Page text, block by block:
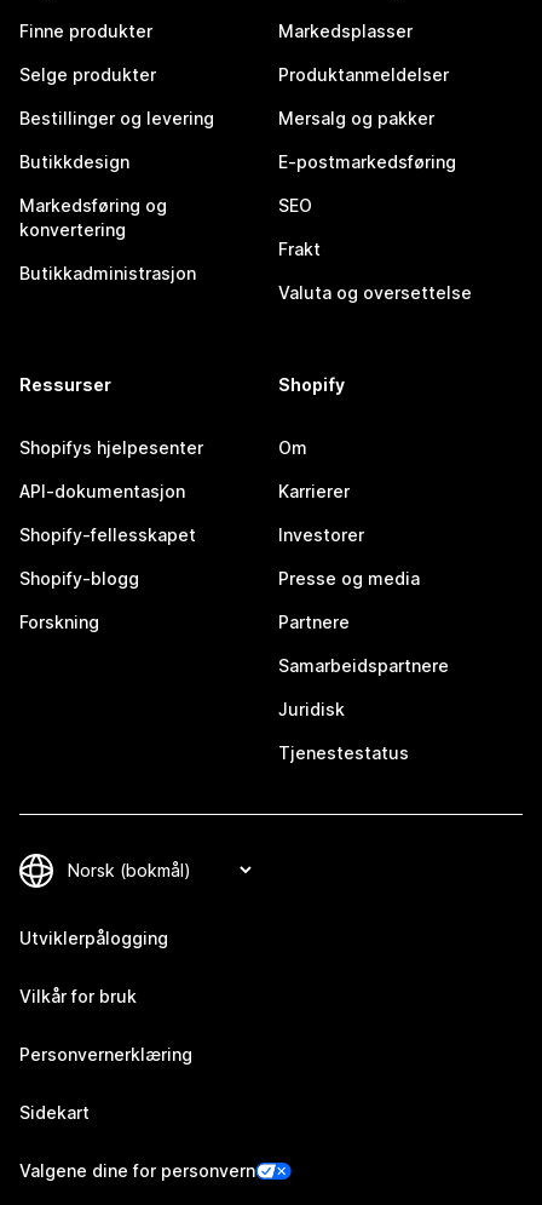
Finne produkter
Selge produkter
Bestillinger og levering
Butikkdesign
Markedsføring og
konvertering
Butikkadministrasjon
Markedsplasser
Produktanmeldelser
Mersalg og pakker
E-postmarkedsføring
SEO
Frakt
Valuta og oversettelse
Ressurser
Shopifys hjelpesenter
API-dokumentasjon
Shopify-fellesskapet
Shopify-blogg
Forskning
Shopify
Om
Karrierer
Investorer
Presse og media
Partnere
Samarbeidspartnere
Juridisk
Tjenestestatus
Utviklerpålogging
Vilkår for bruk
Personvernerklæring
Sidekart
Valgene dine for personvern